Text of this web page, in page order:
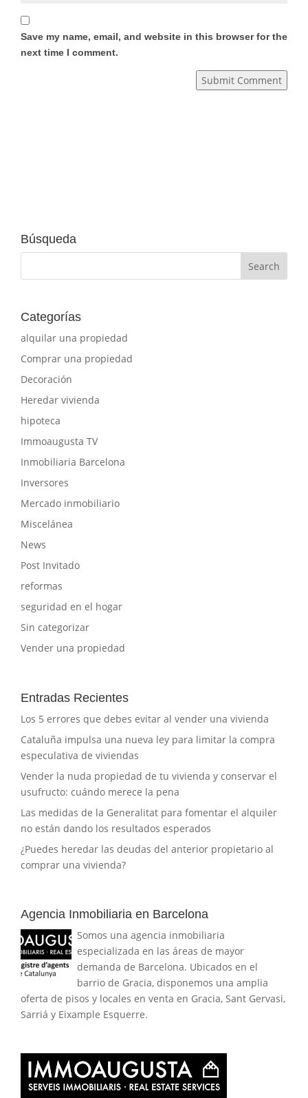
Save my name, email, and website in this browser for the
next time I comment.
Submit Comment
Búsqueda
Categorías
alquilar una propiedad
Comprar una propiedad
Decoración
Heredar vivienda
hipoteca
Immoaugusta TV
Inmobiliaria Barcelona
Inversores
Mercado inmobiliario
Miscelánea
News
Post Invitado
reformas
seguridad en el hogar
Sin categorizar
Vender una propiedad
Entradas Recientes
Los 5 errores que debes evitar al vender una vivienda
Cataluña impulsa una nueva ley para limitar la compra
especulativa de viviendas
Vender la nuda propiedad de tu vivienda y conservar el
usufructo: cuándo merece la pena
Las medidas de la Generalitat para fomentar el alquiler
no están dando los resultados esperados
¿Puedes heredar las deudas del anterior propietario al
comprar una vivienda?
Agencia Inmobiliaria en Barcelona
Somos una agencia inmobiliaria
especializada en las áreas de mayor
demanda de Barcelona. Ubicados en el
barrio de Gracia, disponemos una amplia
oferta de pisos y locales en venta en Gracia, Sant Gervasi,
Sarriá y Eixample Esquerre.